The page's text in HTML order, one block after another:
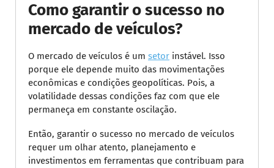
Como garantir o sucesso no
mercado de veículos?
O mercado de veículos é um setor instável. Isso
porque ele depende muito das movimentações
econômicas e condições geopolíticas. Pois, a
volatilidade dessas condições faz com que ele
permaneça em constante oscilação.
Então, garantir o sucesso no mercado de veículos
requer um olhar atento, planejamento e
investimentos em ferramentas que contribuam para